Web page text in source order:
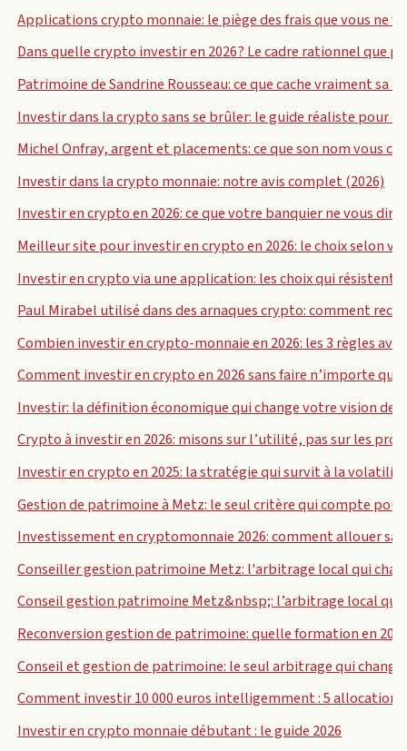
Applications crypto monnaie: le piège des frais que vous ne
Dans quelle crypto investir en 2026? Le cadre rationnel que
Patrimoine de Sandrine Rousseau: ce que cache vraiment sa
Investir dans la crypto sans se brûler: le guide réaliste pour
Michel Onfray, argent et placements: ce que son nom vous
Investir dans la crypto monnaie: notre avis complet (2026)
Investir en crypto en 2026: ce que votre banquier ne vous dira
Meilleur site pour investir en crypto en 2026: le choix selon
Investir en crypto via une application: les choix qui résistent
Paul Mirabel utilisé dans des arnaques crypto: comment
Combien investir en crypto-monnaie en 2026: les 3 règles
Comment investir en crypto en 2026 sans faire n’importe quoi
Investir: la définition économique qui change votre vision de
Crypto à investir en 2026: misons sur l’utilité, pas sur les
Investir en crypto en 2025: la stratégie qui survit à la volatilité
Gestion de patrimoine à Metz: le seul critère qui compte pour
Investissement en cryptomonnaie 2026: comment allouer
Conseiller gestion patrimoine Metz: l'arbitrage local qui
Conseil gestion patrimoine Metz&nbsp;: l’arbitrage local qui
Reconversion gestion de patrimoine: quelle formation en
Conseil et gestion de patrimoine: le seul arbitrage qui
Comment investir 10 000 euros intelligemment : 5
Investir en crypto monnaie débutant : le guide 2026